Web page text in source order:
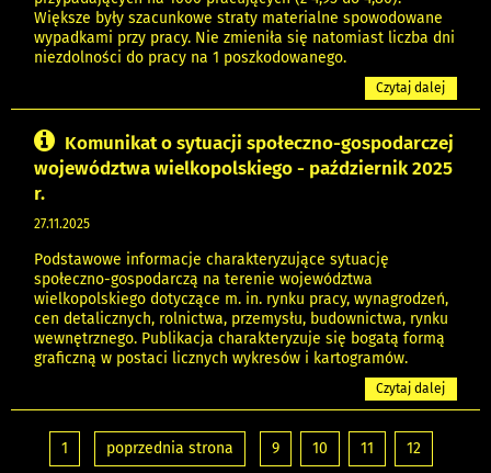
Większe były szacunkowe straty materialne spowodowane
wypadkami przy pracy. Nie zmieniła się natomiast liczba dni
niezdolności do pracy na 1 poszkodowanego.
Czytaj dalej
Komunikat o sytuacji społeczno-gospodarczej
województwa wielkopolskiego - październik 2025
r.
27.11.2025
Podstawowe informacje charakteryzujące sytuację
społeczno-gospodarczą na terenie województwa
wielkopolskiego dotyczące m. in. rynku pracy, wynagrodzeń,
cen detalicznych, rolnictwa, przemysłu, budownictwa, rynku
wewnętrznego. Publikacja charakteryzuje się bogatą formą
graficzną w postaci licznych wykresów i kartogramów.
Czytaj dalej
1 poprzednia strona 9 10 11 12